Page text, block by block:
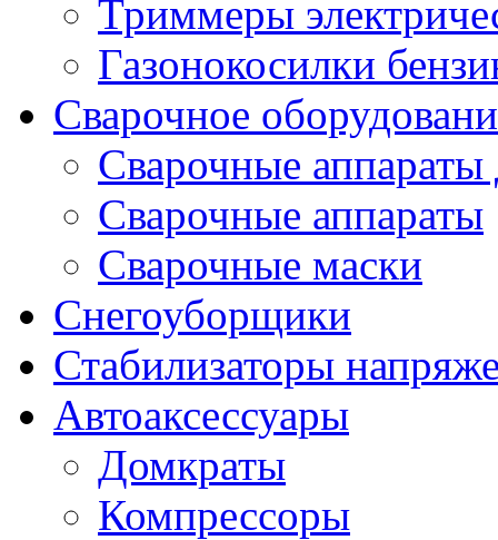
Триммеры
Газонокосилки
Сварочное
Сварочные
Сварочные аппараты
Сварочные маски
Снегоуборщики
Стабилизаторы
Автоаксессуары
Домкраты
Компрессоры